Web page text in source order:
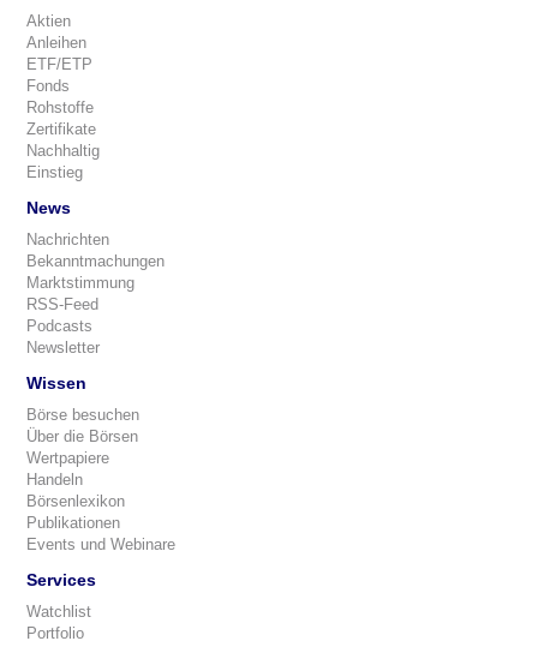
Aktien
Anleihen
ETF/ETP
Fonds
Rohstoffe
Zertifikate
Nachhaltig
Einstieg
News
Nachrichten
Bekanntmachungen
Marktstimmung
RSS-Feed
Podcasts
Newsletter
Wissen
Börse besuchen
Über die Börsen
Wertpapiere
Handeln
Börsenlexikon
Publikationen
Events und Webinare
Services
Watchlist
Portfolio